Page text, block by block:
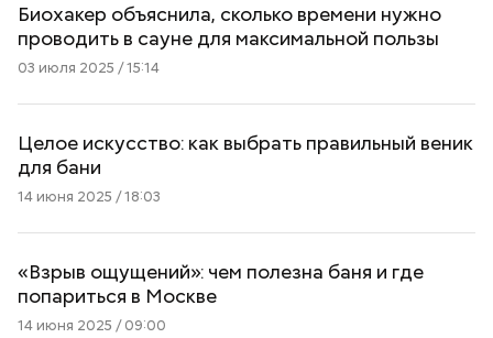
Биохакер объяснила, сколько времени нужно
проводить в сауне для максимальной пользы
03 июля 2025 / 15:14
Целое искусство: как выбрать правильный веник
для бани
14 июня 2025 / 18:03
«Взрыв ощущений»: чем полезна баня и где
попариться в Москве
14 июня 2025 / 09:00